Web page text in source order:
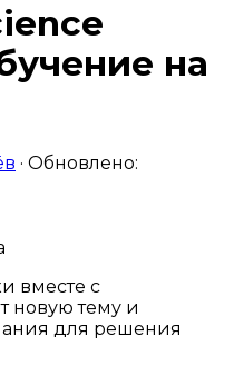
на
· Обновлено:
вместе с
новую тему и
для решения